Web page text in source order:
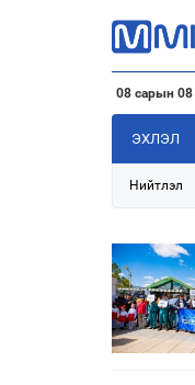
08 сарын 08
ЭХЛЭЛ
Нийтлэл